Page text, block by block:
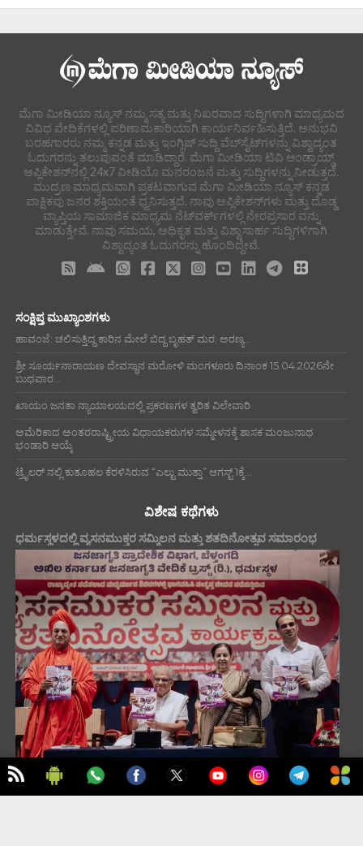
ಮೆಗಾ ಮೀಡಿಯಾ ನ್ಯೂಸ್ ನಮ್ಮ ಸತ್ಯ ಮತ್ತು ನಿಖರವಾದ ಸುದ್ದಿಗಳಾಗಿ ಮಾಧ್ಯಮದ
ವಿವಿಧ ವೇದಿಕೆಗಳಲ್ಲಿ ಪರಿಣಾಮಕಾರಿಯಾಗಿ ಕಾರ್ಯನಿರ್ವಹಿಸುತ್ತಿದೆ. ಅನುಭವಿ
ಬರಹಗಾರರು ನಮ್ಮ ಕನ್ನಡ ಮತ್ತು ಇಂಗ್ಲಿಷ್ ಸುದ್ದಿ ವೆಬ್‌ಸೈಟ್‌ಗಳನ್ನು ವಿಶ್ವಾದ್ಯಂತ
ಓದುಗರನ್ನು ತಲುಪುವಂತೆ ಮಾಡಿದ್ದಾರೆ. ಮೆಗಾ ಮೀಡಿಯಾ ಟಿವಿ ಆಂಡ್ರಾಯ್ಡ್
ಅಪ್ಲಿಕೇಶನ್‌ನಲ್ಲಿ 24x7 ವೀಡಿಯೊ ಮನರಂಜನೆ ಮತ್ತು ಸುದ್ದಿಗಳನ್ನು ನೀಡುತ್ತದೆ.
ಮುದ್ರಣ ಮಾಧ್ಯಮವಾಗಿ ಪ್ರಕಟವಾಗುವ ಮೆಗಾ ಮೀಡಿಯಾ ನ್ಯೂಸ್ ಕನ್ನಡ
ಪಾಕ್ಷಿಕವು ಜನರ ಶಕ್ತಿಯಂತೆ ಧ್ವನಿಸುತ್ತದೆ. ನಾವು ಅಪ್ಲಿಕೇಶನ್‌ಗಳು ಮತ್ತು ದೊಡ್ಡ
ವ್ಯಾಪ್ತಿಯ ಸಾಮಾಜಿಕ ಮಾಧ್ಯಮ ನೆಟ್‌ವರ್ಕ್‌ಗಳಲ್ಲಿ ನೇರಪ್ರಸಾರ ವನ್ನು
ಮಾಡುತ್ತೇವೆ. ನಾವು ಸಮಯ, ಅಧಿಕೃತ ಮತ್ತು ವಿಶ್ವಾಸಾರ್ಹ ಸುದ್ದಿಗಳಿಗಾಗಿ
ವಿಶ್ವಾದ್ಯಂತ ಓದುಗರನ್ನು ಹೊಂದಿದ್ದೇವೆ.
ಸಂಕ್ಷಿಪ್ತ ಮುಖ್ಯಾಂಶಗಳು
ಹಾವಂಜೆ: ಚಲಿಸುತ್ತಿದ್ದ ಕಾರಿನ ಮೇಲೆ ಬಿದ್ದ ಬೃಹತ್ ಮರ; ಅರಣ್ಯ...
ಶ್ರೀ ಸೂರ್ಯನಾರಾಯಣ ದೇವಸ್ಥಾನ ಮರೋಳಿ ಮಂಗಳೂರು ದಿನಾಂಕ 15.04.2026ನೇ
ಬುಧವಾರ...
ಖಾಯಂ ಜನತಾ ನ್ಯಾಯಾಲಯದಲ್ಲಿ ಪ್ರಕರಣಗಳ ತ್ವರಿತ ವಿಲೇವಾರಿ
ಅಮೆರಿಕಾದ ಅಂತರರಾಷ್ಟ್ರೀಯ ವಿಧಾಯಕರುಗಳ ಸಮ್ಮೇಳನಕ್ಕೆ ಶಾಸಕ ಮಂಜುನಾಥ
ಭಂಡಾರಿ ಆಯ್ಕೆ
ಟ್ರೈಲರ್ ನಲ್ಲಿ ಕುತೂಹಲ ಕೆರಳಿಸಿರುವ “ಎಲ್ಟು ಮುತ್ತಾ” ಆಗಸ್ಟ್ 1ಕ್ಕೆ...
ವಿಶೇಷ ಕಥೆಗಳು
ಧರ್ಮಸ್ಥಳದಲ್ಲಿ ವ್ಯಸನಮುಕ್ತರ ಸಮ್ಮಿಲನ ಮತ್ತು ಶತದಿನೋತ್ಸವ ಸಮಾರಂಭ